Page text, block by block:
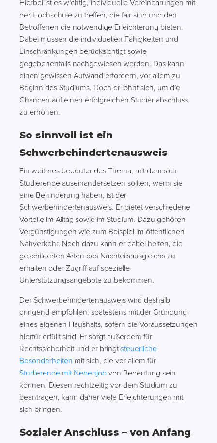
Hierbei ist es wichtig, individuelle Vereinbarungen mit
der Hochschule zu treffen, die fair sind und den
Betroffenen die notwendige Erleichterung bieten.
Dabei müssen die individuellen Fähigkeiten und
Einschränkungen berücksichtigt sowie
gegebenenfalls nachgewiesen werden. Das kann
einen gewissen Aufwand erfordern, vor allem zu
Beginn des Studiums. Doch er lohnt sich, um die
Chancen auf einen erfolgreichen Studienabschluss
zu erhöhen.
So sinnvoll ist ein
Schwerbehindertenausweis
Ein weiteres bedeutendes Thema, mit dem sich
Studierende auseinandersetzen sollten, wenn sie
eine Behinderung haben, ist der
Schwerbehindertenausweis. Er bietet verschiedene
Vorteile im Alltag sowie im Studium. Dazu gehören
Vergünstigungen wie zum Beispiel im öffentlichen
Nahverkehr. Noch dazu kann er dabei helfen, die
geschilderten Arten des Nachteilsausgleichs zu
erhalten oder Zugriff auf spezielle
Unterstützungsangebote zu bekommen.
Der Schwerbehindertenausweis wird deshalb
dringend empfohlen, spätestens mit der Gründung
eines eigenen Haushalts, sofern die Voraussetzungen
hierfür erfüllt sind. Er sorgt außerdem für
Rechtssicherheit und er bringt steuerliche
Besonderheiten mit sich, die vor allem für
Studierende mit Nebenjob von Bedeutung sein
können. Diesen rechtzeitig vor dem Studium zu
beantragen, kann daher viele Erleichterungen mit
sich bringen.
Sozialer Anschluss – von Anfang